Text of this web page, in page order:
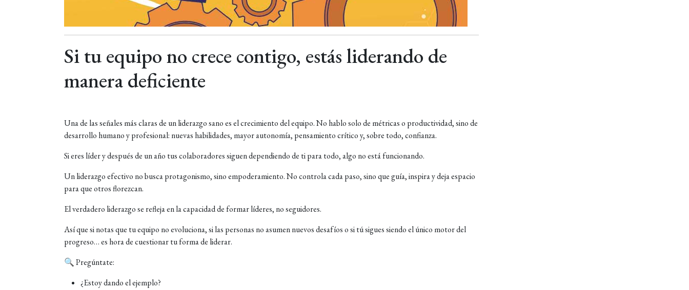
Si tu equipo no crece contigo, estás liderando de
manera deficiente
Una de las señales más claras de un liderazgo sano es el crecimiento del equipo. No hablo solo de métricas o productividad, sino de
desarrollo humano y profesional: nuevas habilidades, mayor autonomía, pensamiento crítico y, sobre todo, confianza.
Si eres líder y después de un año tus colaboradores siguen dependiendo de ti para todo, algo no está funcionando.
Un liderazgo efectivo no busca protagonismo, sino empoderamiento. No controla cada paso, sino que guía, inspira y deja espacio
para que otros florezcan.
El verdadero liderazgo se refleja en la capacidad de formar líderes, no seguidores.
Así que si notas que tu equipo no evoluciona, si las personas no asumen nuevos desafíos o si tú sigues siendo el único motor del
progreso… es hora de cuestionar tu forma de liderar.
🔍 Pregúntate:
¿Estoy dando el ejemplo?